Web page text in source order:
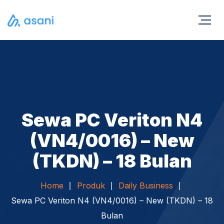
Sewa PC Veriton N4
(VN4/0016) – New
(TKDN) – 18 Bulan
Home Produk
Daily Business
Sewa PC Veriton N4 (VN4/0016) – New (TKDN) – 18
Bulan